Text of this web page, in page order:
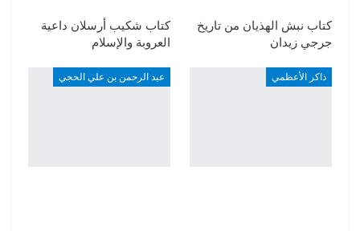
كتاب نبش الهذيان من تاريخ
جرجي زيدان
كتاب شكيب أرسلان داعية
العروبة والإسلام
ذاكر الأعظمي عبد الرحمن بن علي الحجي